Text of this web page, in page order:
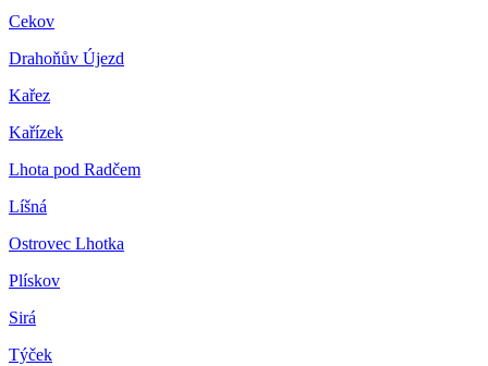
Cekov
Drahoňův Újezd
Kařez
Kařízek
Lhota pod Radčem
Líšná
Ostrovec Lhotka
Plískov
Sirá
Týček